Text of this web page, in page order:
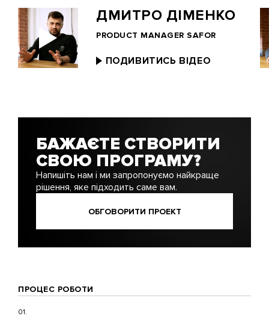
ПОДИВИТИСЬ ВІДЕО
PRODUCT MANAGER SAFOR
ДМИТРО ДІМЕНКО
БАЖАЄТЕ СТВОРИТИ
СВОЮ ПРОГРАМУ?
Напишіть нам і ми запропонуємо найкраще
рішення, яке підходить саме вам.
ОБГОВОРИТИ ПРОЕКТ
ПРОЦЕС РОБОТИ
01.